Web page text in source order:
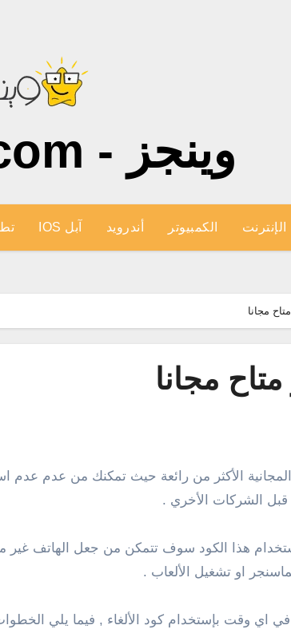
وينجز - wingiz.com
الإنترنت الكمبيوتر أندرويد آبل IOS
مجانا
مجانا
قبل الشركات الأخري .
هذا الكود سوف تتمكن من جعل الهاتف غير
او تشغيل الألعاب .
في اي وقت بإستخدام كود الألغاء , فيما يلي